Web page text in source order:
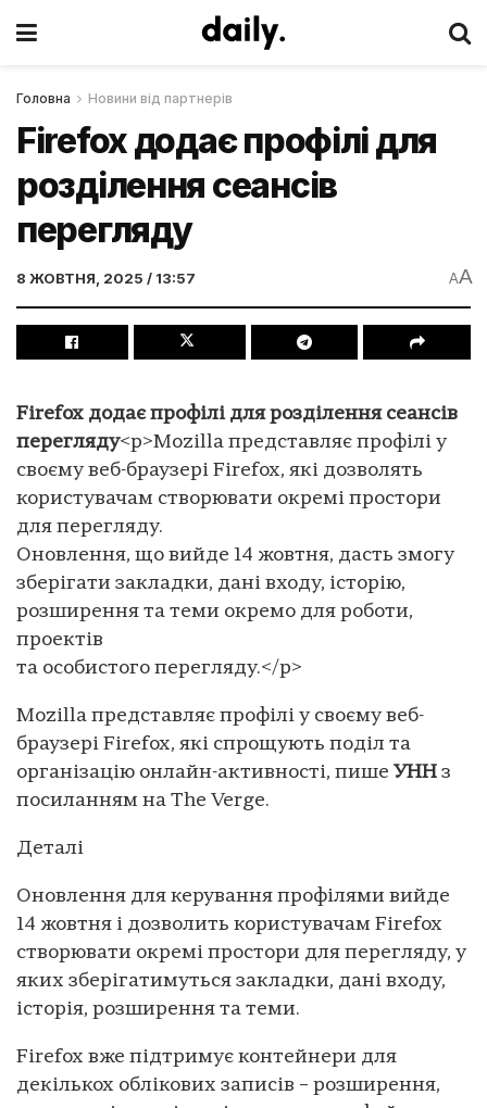
Головна Новини від партнерів
Firefox додає профілі для
розділення сеансів
перегляду
8 ЖОВТНЯ, 2025 / 13:57 AA
Firefox додає профілі для розділення сеансів
перегляду<p>Mozilla представляє профілі у
своєму веб-браузері Firefox, які дозволять
користувачам створювати окремі простори
для перегляду.
Оновлення, що вийде 14 жовтня, дасть змогу
зберігати закладки, дані входу, історію,
розширення та теми окремо для роботи,
проектів
та особистого перегляду.</p>
Mozilla представляє профілі у своєму веб-
браузері Firefox, які спрощують поділ та
організацію онлайн-активності, пише УНН з
посиланням на The Verge.
Деталі
Оновлення для керування профілями вийде
14 жовтня і дозволить користувачам Firefox
створювати окремі простори для перегляду, у
яких зберігатимуться закладки, дані входу,
історія, розширення та теми.
Firefox вже підтримує контейнери для
декількох облікових записів – розширення,